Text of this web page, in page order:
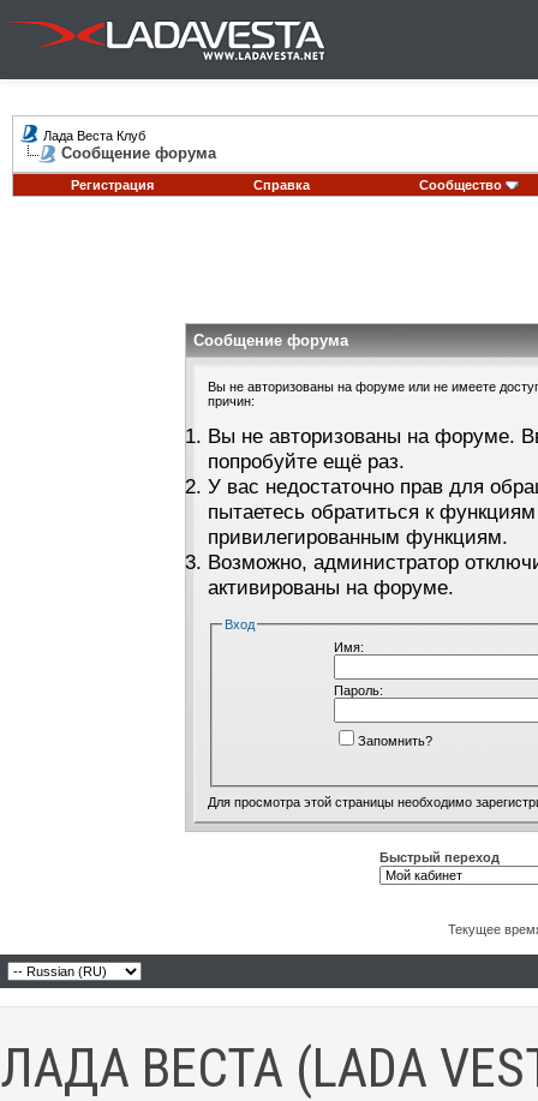
Лада Веста Клуб
Сообщение форума
Регистрация Справка Сообщество
Сообщение форума
Вы не авторизованы на форуме или не имеете
причин:
Вы не авторизованы на форуме.
попробуйте ещё раз.
У вас недостаточно прав для
пытаетесь обратиться к
привилегированным функциям.
Возможно, администратор
активированы на форуме.
Вход
Имя:
Пароль:
Запомнить?
Для просмотра этой страницы необходимо
Быстрый переход
Текущее
ЛАДА ВЕСТА (LADA